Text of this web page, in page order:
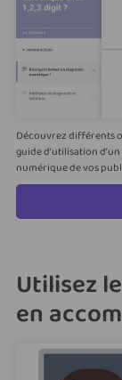
Découvrez différents
guide d’utilisation
numérique de vos
Utilisez
en